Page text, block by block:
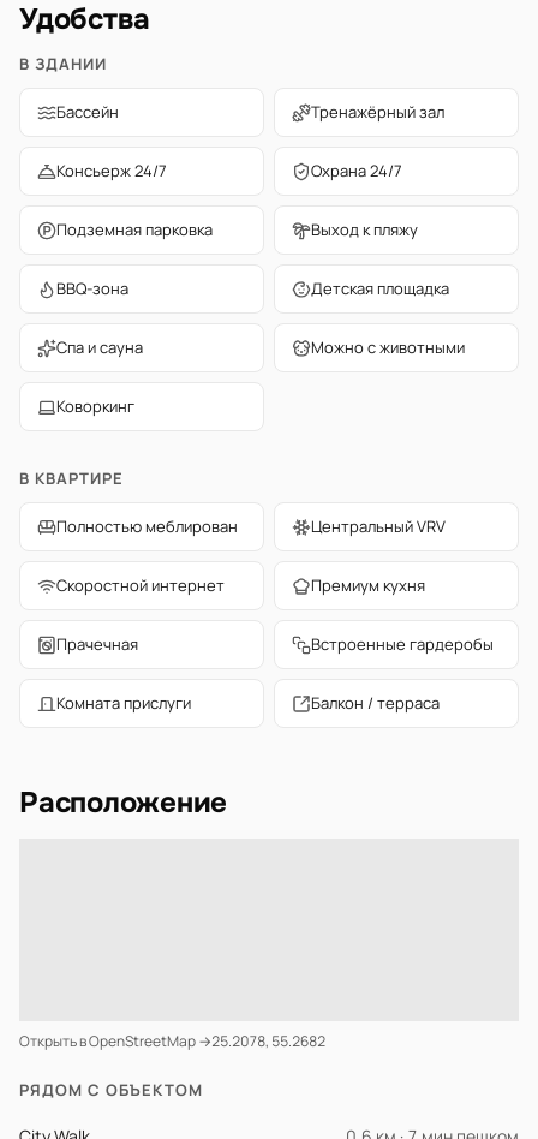
Удобства
В ЗДАНИИ
Бассейн Тренажёрный зал
Консьерж 24/7 Охрана 24/7
Подземная парковка Выход к пляжу
BBQ-зона Детская площадка
Спа и сауна Можно с животными
Коворкинг
В КВАРТИРЕ
Полностью меблирован Центральный VRV
Скоростной интернет Премиум кухня
Прачечная Встроенные гардеробы
Комната прислуги Балкон / терраса
Расположение
Открыть в OpenStreetMap →25.2078, 55.2682
РЯДОМ С ОБЪЕКТОМ